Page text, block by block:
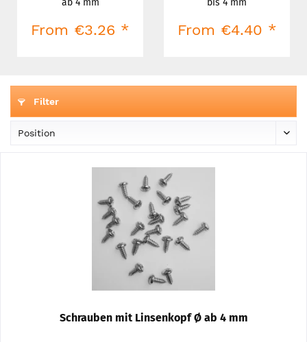
ab 4 mm
From €3.26 *
bis 4 mm
From €4.40 *
Filter
Schrauben mit Linsenkopf Ø ab 4 mm